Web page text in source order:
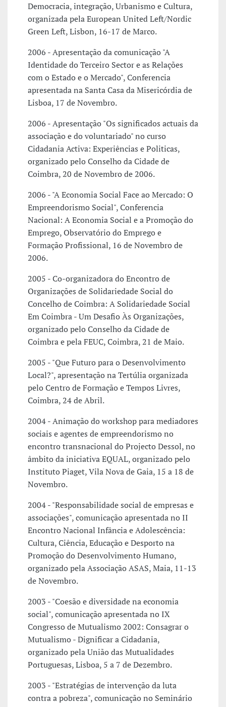
Democracia, integração, Urbanismo e Cultura,
organizada pela European United Left/Nordic
Green Left, Lisbon, 16-17 de Marco.
2006 - Apresentação da comunicação "A
Identidade do Terceiro Sector e as Relações
com o Estado e o Mercado", Conferencia
apresentada na Santa Casa da Misericórdia de
Lisboa, 17 de Novembro.
2006 - Apresentação "Os significados actuais da
associação e do voluntariado" no curso
Cidadania Activa: Experiências e Politicas,
organizado pelo Conselho da Cidade de
Coimbra, 20 de Novembro de 2006.
2006 - "A Economia Social Face ao Mercado: O
Empreendorismo Social", Conferencia
Nacional: A Economia Social e a Promoção do
Emprego, Observatório do Emprego e
Formação Profissional, 16 de Novembro de
2006.
2005 - Co-organizadora do Encontro de
Organizações de Solidariedade Social do
Concelho de Coimbra: A Solidariedade Social
Em Coimbra - Um Desafio Às Organizações,
organizado pelo Conselho da Cidade de
Coimbra e pela FEUC, Coimbra, 21 de Maio.
2005 - "Que Futuro para o Desenvolvimento
Local?", apresentação na Tertúlia organizada
pelo Centro de Formação e Tempos Livres,
Coimbra, 24 de Abril.
2004 - Animação do workshop para mediadores
sociais e agentes de empreendorismo no
encontro transnacional do Projecto Dessol, no
âmbito da iniciativa EQUAL, organizado pelo
Instituto Piaget, Vila Nova de Gaia, 15 a 18 de
Novembro.
2004 - "Responsabilidade social de empresas e
associações", comunicação apresentada no II
Encontro Nacional Infância e Adolescência:
Cultura, Ciência, Educação e Desporto na
Promoção do Desenvolvimento Humano,
organizado pela Associação ASAS, Maia, 11-13
de Novembro.
2003 - "Coesão e diversidade na economia
social", comunicação apresentada no IX
Congresso de Mutualismo 2002: Consagrar o
Mutualismo - Dignificar a Cidadania,
organizado pela União das Mutualidades
Portuguesas, Lisboa, 5 a 7 de Dezembro.
2003 - "Estratégias de intervenção da luta
contra a pobreza", comunicação no Seminário